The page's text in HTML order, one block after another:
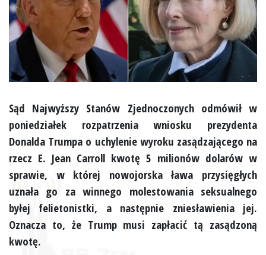
Sąd Najwyższy Stanów Zjednoczonych odmówił w
poniedziałek rozpatrzenia wniosku prezydenta
Donalda Trumpa o uchylenie wyroku zasądzającego na
rzecz E. Jean Carroll kwotę 5 milionów dolarów w
sprawie, w której nowojorska ława przysięgłych
uznała go za winnego molestowania seksualnego
byłej felietonistki, a następnie zniesławienia jej.
Oznacza to, że Trump musi zapłacić tą zasądzoną
kwotę.